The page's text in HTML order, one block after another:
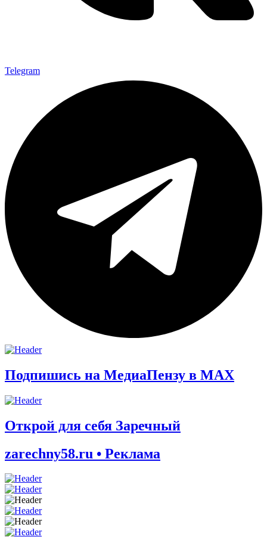
Telegram
Подпишись на МедиаПензу в МАХ
Открой для себя Заречный
zarechny58.ru • Реклама